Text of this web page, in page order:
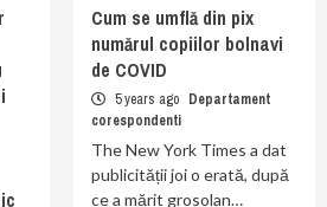
Cum se umflă din pix
numărul copiilor bolnavi
de COVID
5 years ago Departament
corespondenti
The New York Times a dat
publicității joi o erată, după
ce a mărit grosolan…